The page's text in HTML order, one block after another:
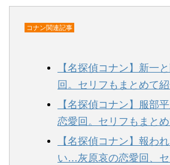
コナン関連記事
【名探偵コナン】新一
回。セリフもまとめて紹
【名探偵コナン】服部
恋愛回。セリフもまとめ
【名探偵コナン】報わ
い…灰原哀の恋愛回、